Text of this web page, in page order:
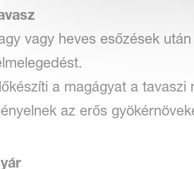
vagy heves esőzések
a magágyat a
az erős